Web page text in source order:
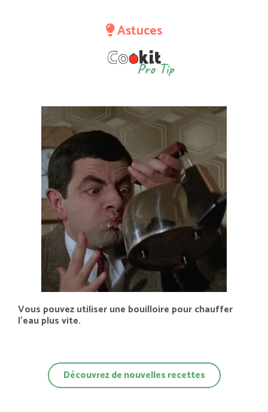
Astuces
Pro Tip
Vous pouvez utiliser une bouilloire pour chauffer
l’eau plus vite.
Découvrez de nouvelles recettes